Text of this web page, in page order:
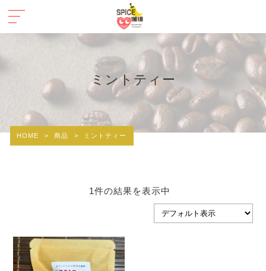
ミントティー
HOME > 商品 > ミントティー
1件の結果を表示中